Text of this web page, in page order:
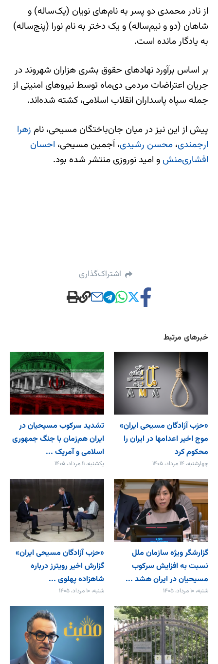
از نادر محمدی دو پسر به نام‌های نویان (یک‌ساله) و
شاهان (دو و نیم‌ساله) و یک دختر به نام نورا (پنج‌ساله)
به یادگار مانده است.
بر اساس برآورد نهادهای حقوق بشری هزاران شهروند در
جریان اعتراضات مردمی دی‌ماه توسط نیروهای امنیتی از
جمله سپاه پاسداران انقلاب اسلامی، کشته شده‌اند.
پیش از این نیز در میان جان‌باختگان مسیحی، نام زهرا
ارجمندی، محسن رشیدی، اَجمین مسیحی، احسان
افشاری‌منش و امید نوروزی منتشر شده بود.
اشتراک‌گذاری
خبرهای مرتبط
«حزب آزادگان مسیحی ایران»
موج اخیر اعدامها در ایران را
محکوم کرد
چهارشنبه، ۱۴ مرداد، ۱۴۰۵
تشدید سرکوب مسیحیان در
ایران هم‌زمان با جنگ جمهوری
اسلامی و آمریک ...
یکشنبه، ۱۱ مرداد، ۱۴۰۵
گزارشگر ویژه سازمان ملل
نسبت به افزایش سرکوب
مسیحیان در ایران هشد ...
شنبه، ۱۰ مرداد، ۱۴۰۵
«حزب آزادگان مسیحی ایران»
گزارش اخیر رویترز درباره
شاهزاده پهلوی ...
شنبه، ۱۰ مرداد، ۱۴۰۵